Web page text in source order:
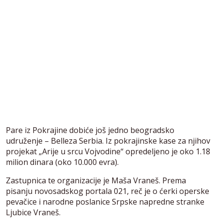
Pare iz Pokrajine dobiće još jedno beogradsko
udruženje – Belleza Serbia. Iz pokrajinske kase za njihov
projekat „Arije u srcu Vojvodine“ opredeljeno je oko 1.18
milion dinara (oko 10.000 evra).
Zastupnica te organizacije je Maša Vraneš. Prema
pisanju novosadskog portala 021, reč je o ćerki operske
pevačice i narodne poslanice Srpske napredne stranke
Ljubice Vraneš.